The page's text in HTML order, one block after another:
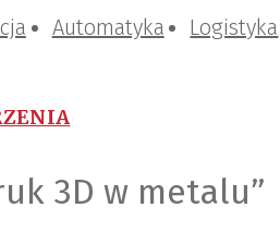
Automatyka Logistyka
3D w metalu”